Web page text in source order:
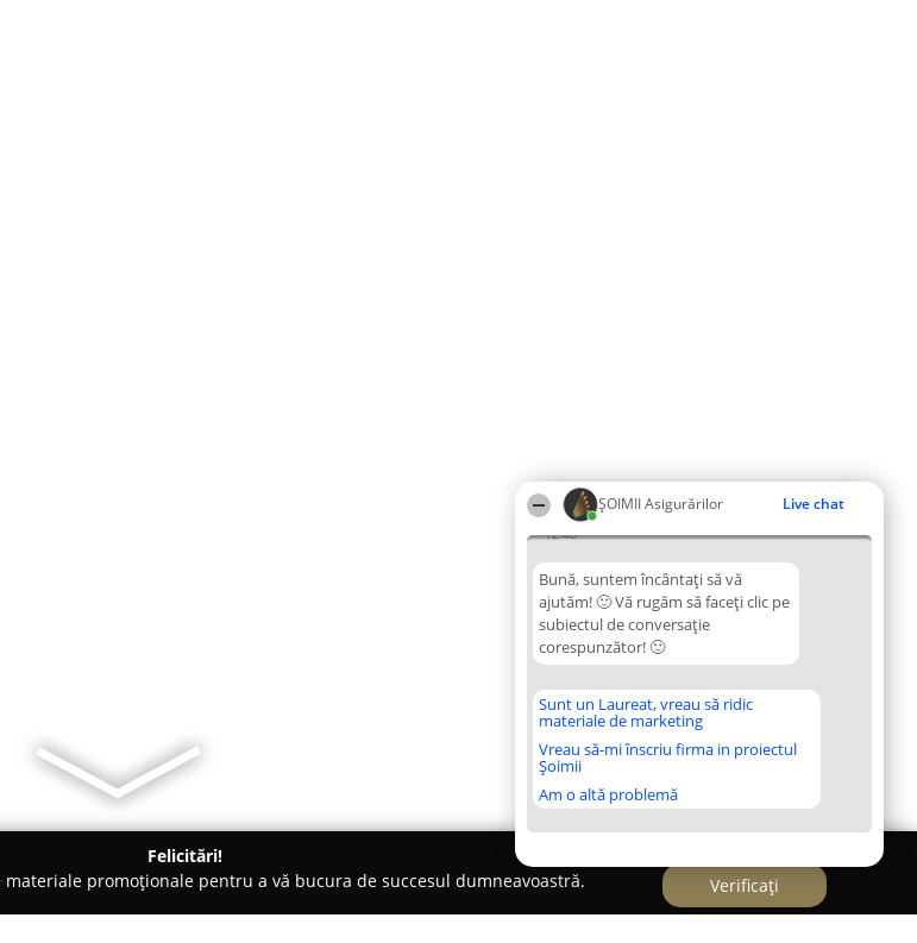
ȘOIMII Asigurărilor Live chat
12:40
Bună, suntem încântați să vă
ajutăm! 🙂 Vă rugăm să faceți clic pe
subiectul de conversație
corespunzător! 🙂
Sunt un Laureat, vreau să ridic
materiale de marketing
Vreau să-mi înscriu firma in proiectul
Șoimii
Am o altă problemă
Felicitări!
promoționale pentru a vă bucura de succesul dumneavoastră.
Verificați